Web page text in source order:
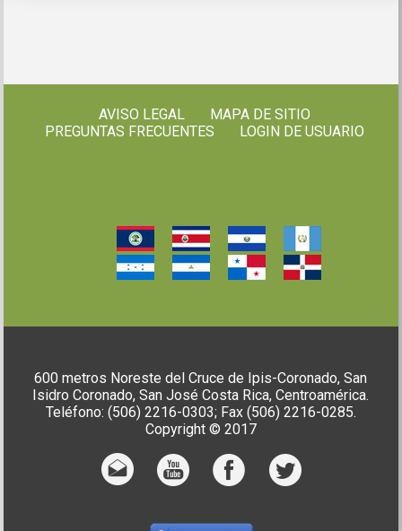
AVISO LEGAL
MAPA DE SITIO
PREGUNTAS FRECUENTES
LOGIN DE USUARIO
600 metros Noreste del Cruce de Ipis-Coronado, San
Isidro Coronado, San José Costa Rica, Centroamérica.
Teléfono: (506) 2216-0303; Fax (506) 2216-0285.
Copyright © 2017